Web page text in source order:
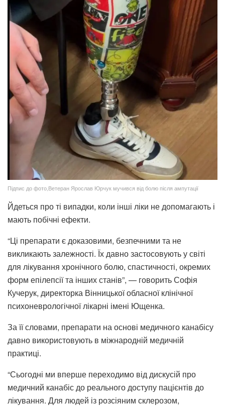
Підпис до фото,Ветеран Ярослав Юрчук мучився від болю після ампутації
Йдеться про ті випадки, коли інші ліки не допомагають і
мають побічні ефекти.
“Ці препарати є доказовими, безпечними та не
викликають залежності. Їх давно застосовують у світі
для лікування хронічного болю, спастичності, окремих
форм епілепсії та інших станів”, — говорить Софія
Кучерук, директорка Вінницької обласної клінічної
психоневрологічної лікарні імені Ющенка.
За її словами, препарати на основі медичного канабісу
давно використовують в міжнародній медичній
практиці.
“Сьогодні ми вперше переходимо від дискусій про
медичний канабіс до реального доступу пацієнтів до
лікування. Для людей із розсіяним склерозом,